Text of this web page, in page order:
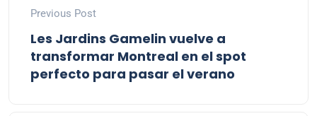
Previous Post
Les Jardins Gamelin vuelve a
transformar Montreal en el spot
perfecto para pasar el verano